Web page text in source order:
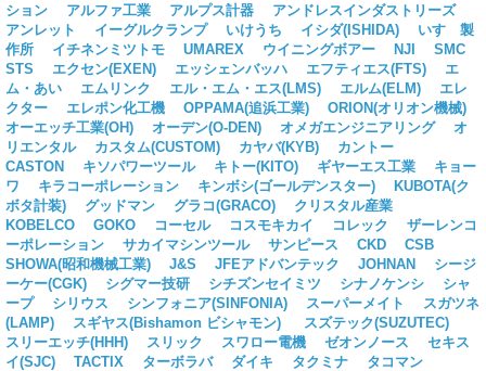
ション
アルファ工業 アルプス計器
アンドレスインダストリーズ
アンレット
イーグルクランプ いけうち イシダ(ISHIDA)
いすゞ製
作所
イチネンミツトモ UMAREX ウイニングボアー NJI
SMC
STS
エクセン(EXEN) エッシェンバッハ エフティエス(FTS)
エ
ム・あい
エムリンク エル・エム・エス(LMS) エルム(ELM)
エレ
クター
エレポン化工機 OPPAMA(追浜工業)
ORION(オリオン機械)
オーエッチ工業(OH)
オーデン(O-DEN) オメガエンジニアリング
オ
リエンタル
カスタム(CUSTOM) カヤバ(KYB)
カントー
CASTON
キソパワーツール キトー(KITO) ギヤーエス工業
キョー
ワ
キラコーポレーション キンボシ(ゴールデンスター)
KUBOTA(ク
ボタ計装)
グッドマン グラコ(GRACO)
クリスタル産業
KOBELCO
GOKO コーセル コスモキカイ コレック
ザーレンコ
ーポレーション
サカイマシンツール サンピース CKD
CSB
SHOWA(昭和機械工業)
J&S JFEアドバンテック JOHNAN
シージ
ーケー(CGK)
シグマー技研 シチズンセイミツ シナノケンシ
シャ
ープ
シリウス シンフォニア(SINFONIA) スーパーメイト
スガツネ
(LAMP)
スギヤス(Bishamon ビシャモン)
スズテック(SUZUTEC)
スリーエッチ(HHH)
スリック スワロー電機 ゼオンノース
セキス
イ(SJC)
TACTIX ターボラバ ダイキ タクミナ
タコマン